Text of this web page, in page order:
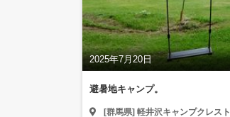
2025年7月20日
避暑地キャンプ。
[群馬県] 軽井沢キャンプクレスト